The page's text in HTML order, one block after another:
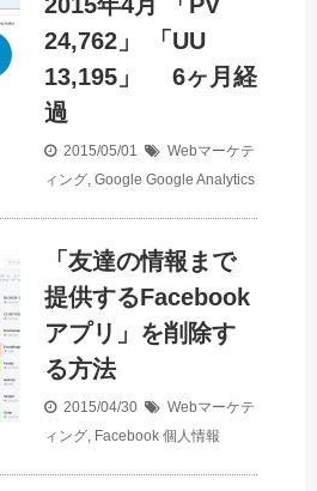
24,762」 「UU
13,195」 6ヶ月経
過
2015/05/01
Webマーケテ
ィング Google Google Analytics
「友達の情報まで
提供するFacebook
アプリ」を削除す
る方法
2015/04/30
Webマーケテ
ィング Facebook 個人情報